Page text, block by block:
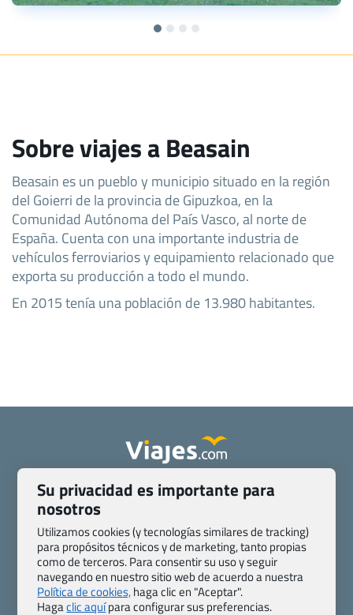
Sobre viajes a Beasain
Beasain es un pueblo y municipio situado en la región
del Goierri de la provincia de Gipuzkoa, en la
Comunidad Autónoma del País Vasco, al norte de
España. Cuenta con una importante industria de
vehículos ferroviarios y equipamiento relacionado que
exporta su producción a todo el mundo.
En 2015 tenía una población de 13.980 habitantes.
Quienes somos
Contacto
Pasaporte, Visado, Salud y otras disposiciones específicas
Blog de Viajes.com
Registro de agencias
Preguntas frecuentes
Condiciones generales
Política de privacidad y cookies
Transparencia
Todas las páginas – sitemap
Su privacidad es importante para
nosotros
Utilizamos cookies (y tecnologías similares de tracking)
para propósitos técnicos y de marketing, tanto propias
como de terceros. Para consentir su uso y seguir
navegando en nuestro sitio web de acuerdo a nuestra
Política de cookies,haga clic en "Aceptar".
Hagaclic aquípara configurar sus preferencias.